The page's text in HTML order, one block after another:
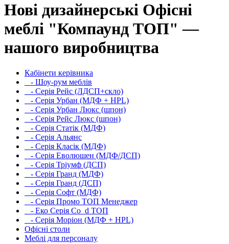
Нові дизайнерські Офісні
меблі "Компаунд ТОП" —
нашого виробництва
Кабінети керівника
- Шоу-рум меблів
- Серія Рейс (ЛДСП+скло)
- Серія Урбан (МДФ + HPL)
- Серія Урбан Люкс (шпон)
- Cерія Рейс Люкс (шпон)
- Серія Статік (МДФ)
- Серія Альянс
- Серія Класік (МДФ)
- Серія Еволюшен (МДФ/ДСП)
- Серія Тріумф (ДСП)
- Серія Гранд (МДФ)
- Серія Гранд (ДСП)
- Серія Софт (МДФ)
- Серія Промо ТОП Менеджер
- Еко Серія Co_d ТОП
- Серія Моріон (МДФ + HPL)
Офісні столи
Меблі для персоналу